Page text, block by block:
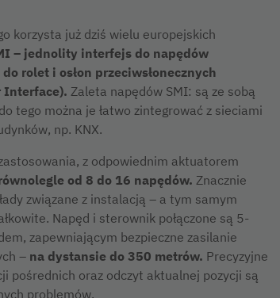
korzysta już dziś wielu europejskich
– jednolity interfejs do napędów
rolet i osłon przeciwsłonecznych
Interface). Zaleta napędów SMI: są ze sobą
tego można je łatwo zintegrować z sieciami
np. KNX.
z odpowiednim aktuatorem
od 8 do 16 napędów. Znacznie
związane z instalacją – a tym samym
Napęd i sterownik połączone są 5-
zapewniającym bezpieczne zasilanie
– na dystansie do 350 metrów. Precyzyjne
pośrednich oraz odczyt aktualnej pozycji są
problemów.